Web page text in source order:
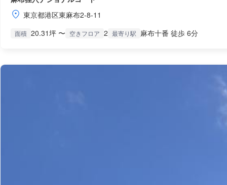
東京都港区東麻布2-8-11
面積 20.31坪 〜 空きフロア 2 最寄り駅 麻布十番 徒歩 6分